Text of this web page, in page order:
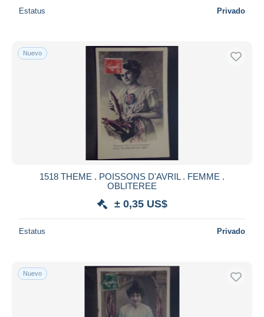
Estatus Privado
Nuevo
1518 THEME . POISSONS D'AVRIL . FEMME .
OBLITEREE
± 0,35 US$
Estatus Privado
Nuevo